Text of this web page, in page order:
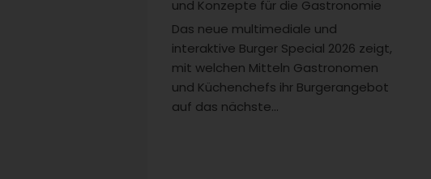
und Konzepte für die Gastronomie
Das neue multimediale und
interaktive Burger Special 2026 zeigt,
mit welchen Mitteln Gastronomen
und Küchenchefs ihr Burgerangebot
auf das nächste...